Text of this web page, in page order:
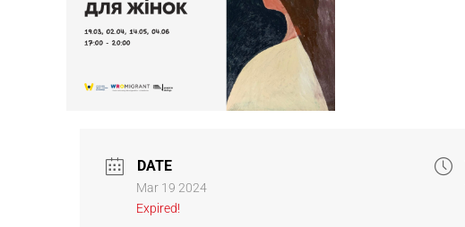
DATE
Mar 19 2024
Expired!